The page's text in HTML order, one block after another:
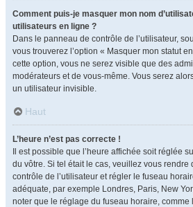
Comment puis-je masquer mon nom
utilisateurs en ligne ?
Dans le panneau de contrôle de l’utilisateur,
vous trouverez l’option « Masquer mon statut
cette option, vous ne serez visible que des
modérateurs et de vous-même. Vous serez
un utilisateur invisible.
Haut
L’heure n’est pas correcte !
Il est possible que l’heure affichée soit réglée
du vôtre. Si tel était le cas, veuillez vous rendre
contrôle de l’utilisateur et régler le fuseau
adéquate, par exemple Londres, Paris, New
noter que le réglage du fuseau horaire, comme